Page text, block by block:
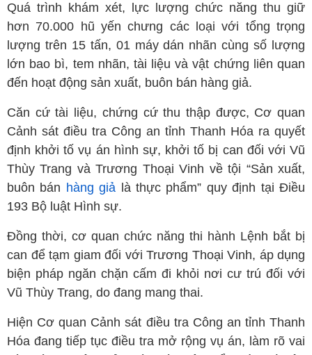
Quá trình khám xét, lực lượng chức năng thu giữ
hơn 70.000 hũ yến chưng các loại với tổng trọng
lượng trên 15 tấn, 01 máy dán nhãn cùng số lượng
lớn bao bì, tem nhãn, tài liệu và vật chứng liên quan
đến hoạt động sản xuất, buôn bán hàng giả.
Căn cứ tài liệu, chứng cứ thu thập được, Cơ quan
Cảnh sát điều tra Công an tỉnh Thanh Hóa ra quyết
định khởi tố vụ án hình sự, khởi tố bị can đối với Vũ
Thùy Trang và Trương Thoại Vinh về tội “Sản xuất,
buôn bán hàng giả là thực phẩm” quy định tại Điều
193 Bộ luật Hình sự.
Đồng thời, cơ quan chức năng thi hành Lệnh bắt bị
can để tạm giam đối với Trương Thoại Vinh, áp dụng
biện pháp ngăn chặn cấm đi khỏi nơi cư trú đối với
Vũ Thùy Trang, do đang mang thai.
Hiện Cơ quan Cảnh sát điều tra Công an tỉnh Thanh
Hóa đang tiếp tục điều tra mở rộng vụ án, làm rõ vai